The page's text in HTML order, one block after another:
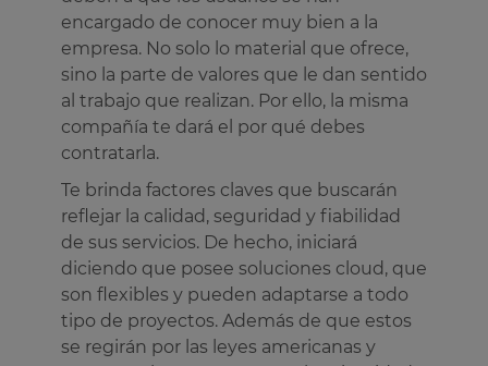
encargado de conocer muy bien a la
empresa. No solo lo material que ofrece,
sino la parte de valores que le dan sentido
al trabajo que realizan. Por ello, la misma
compañía te dará el por qué debes
contratarla.
Te brinda factores claves que buscarán
reflejar la calidad, seguridad y fiabilidad
de sus servicios. De hecho, iniciará
diciendo que posee soluciones cloud, que
son flexibles y pueden adaptarse a todo
tipo de proyectos. Además de que estos
se regirán por las leyes americanas y